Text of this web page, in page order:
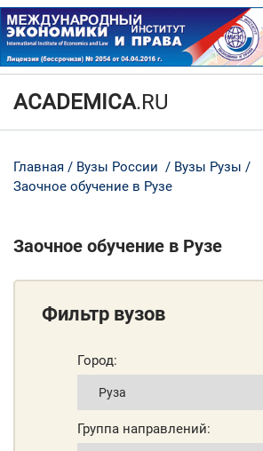
ACADEMICA.RU
Главная Вузы России
Вузы Рузы
Заочное обучение в Рузе
Заочное обучение в Рузе
Фильтр вузов
Город:
Группа направлений:
Да Нет